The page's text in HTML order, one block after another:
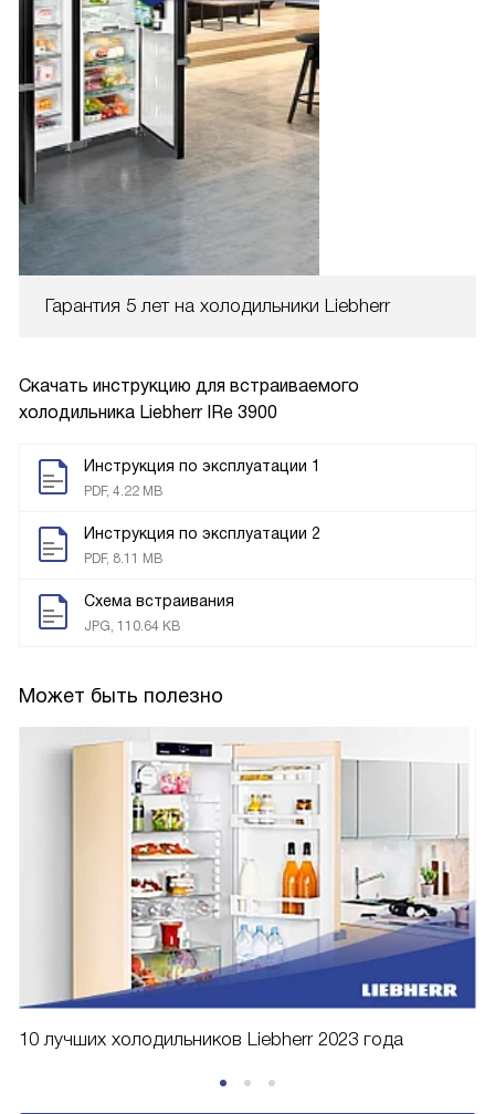
Гарантия 5 лет на холодильники Liebherr
Скачать инструкцию для встраиваемого
холодильника Liebherr IRe 3900
Инструкция по эксплуатации 1
PDF, 4.22 MB
Инструкция по эксплуатации 2
PDF, 8.11 MB
Схема встраивания
JPG, 110.64 KB
Может быть полезно
10 лучших холодильников Liebherr 2023 года